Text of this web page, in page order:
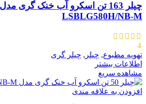
چیلر 163 تن اسکرو آب خنک گری مدل
LSBLG580H/NB-M
4
تهویه مطبوع, چیلر , چیلر گری
اطلاعات بیشتر
مشاهده سریع
افزودن به علاقه مندی